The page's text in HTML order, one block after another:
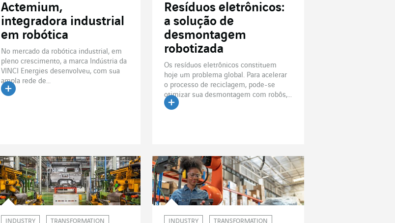
Actemium,
integradora industrial
em robótica
No mercado da robótica industrial, em
pleno crescimento, a marca Indústria da
VINCI Energies desenvolveu, com sua
ampla rede de...
Resíduos eletrônicos:
a solução de
desmontagem
robotizada
Os resíduos eletrônicos constituem
hoje um problema global. Para acelerar
o processo de reciclagem, pode-se
otimizar sua desmontagem com robôs,...
INDUSTRY TRANSFORMATION INDUSTRY TRANSFORMATION